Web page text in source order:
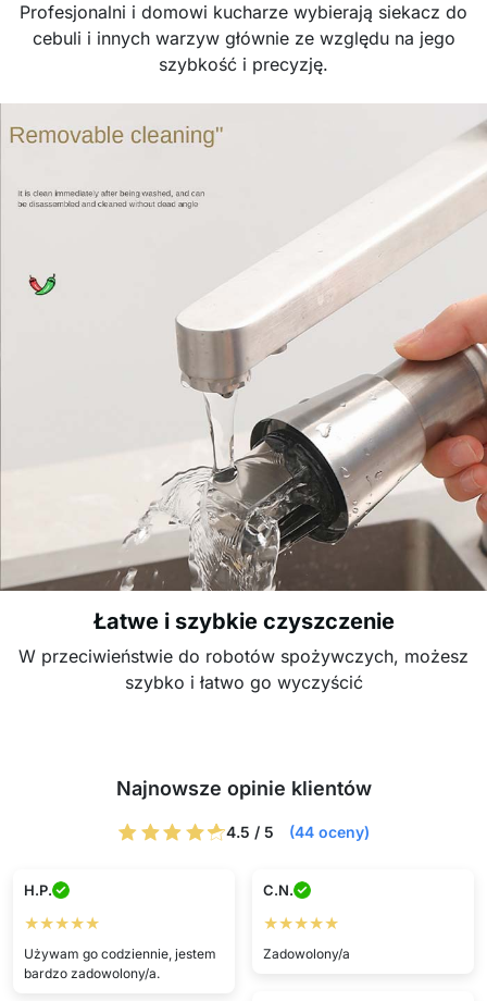
Profesjonalni i domowi kucharze wybierają siekacz do
cebuli i innych warzyw głównie ze względu na jego
szybkość i precyzję.
Łatwe i szybkie czyszczenie
W przeciwieństwie do robotów spożywczych, możesz
szybko i łatwo go wyczyścić
Najnowsze opinie klientów
4.5 / 5 (44 oceny)
H.P.
★★★★★
Używam go codziennie, jestem
bardzo zadowolony/a.
C.N.
★★★★★
Zadowolony/a